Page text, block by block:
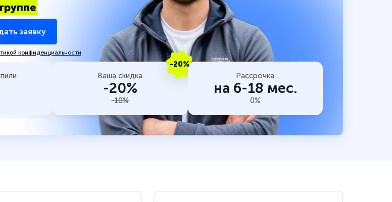
заявку
конфиденциальности
-20%
Ваша скидка
-20%
-10%
Рассрочка
на 6-18 мес.
0%